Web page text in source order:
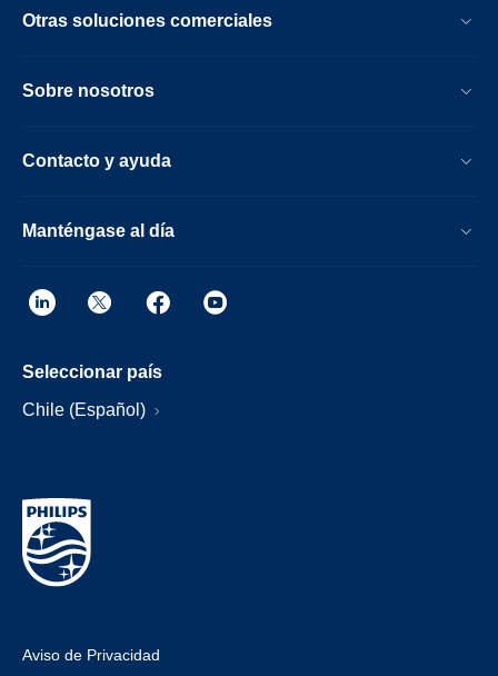
Otras soluciones comerciales
Sobre nosotros
Contacto y ayuda
Manténgase al día
Seleccionar país
Chile (Español)
Aviso de Privacidad